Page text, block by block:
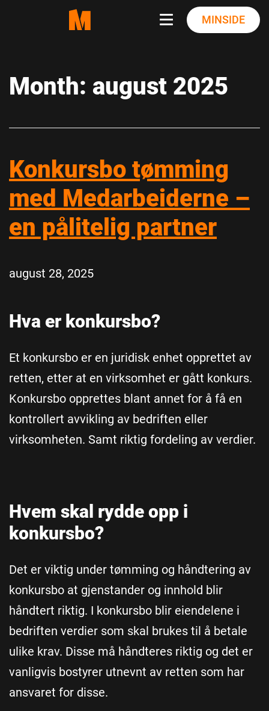
MINSIDE
Month: august 2025
Konkursbo tømming
med Medarbeiderne –
en pålitelig partner
august 28, 2025
Hva er konkursbo?
Et konkursbo er en juridisk enhet opprettet av
retten, etter at en virksomhet er gått konkurs.
Konkursbo opprettes blant annet for å få en
kontrollert avvikling av bedriften eller
virksomheten. Samt riktig fordeling av verdier.
Hvem skal rydde opp i
konkursbo?
Det er viktig under tømming og håndtering av
konkursbo at gjenstander og innhold blir
håndtert riktig. I konkursbo blir eiendelene i
bedriften verdier som skal brukes til å betale
ulike krav. Disse må håndteres riktig og det er
vanligvis bostyrer utnevnt av retten som har
ansvaret for disse.